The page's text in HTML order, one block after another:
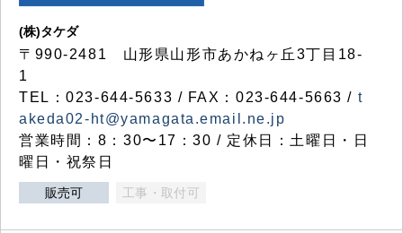
(株)タケダ
〒990-2481 山形県山形市あかねヶ丘3丁目18-
1
TEL：023-644-5633 / FAX：023-644-5663 / t
akeda02-ht@yamagata.email.ne.jp
営業時間：8：30〜17：30 / 定休日：土曜日・日
曜日・祝祭日
販売可 工事・取付可